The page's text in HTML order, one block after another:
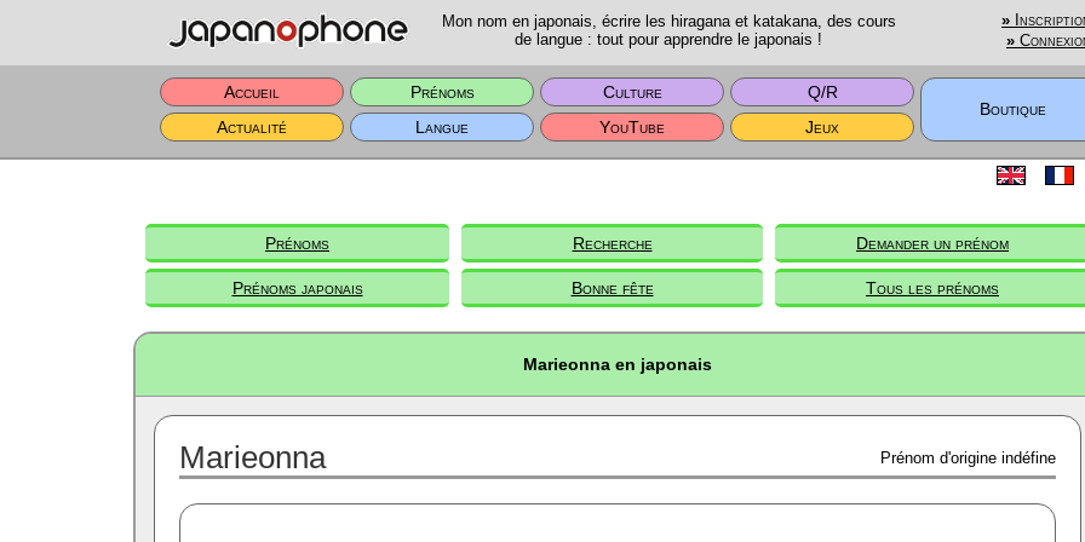
Mon nom en japonais, écrire les hiragana et katakana, des cours
de langue : tout pour apprendre le japonais !
»
»
Accueil Prénoms Culture
Q/R
Boutique
Actualité
Langue YouTube Jeux
Prénoms Recherche Demander un prénom
Prénoms japonais Bonne fête Tous les prénoms
Marieonna en japonais
Marieonna Prénom d'origine indéfine